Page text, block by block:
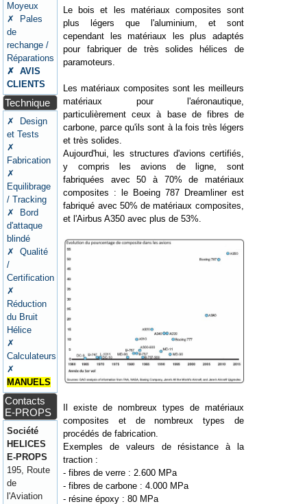
Moyeux
✗ Pales
de
rechange /
Réparations
✗ AVIS
CLIENTS
Technique
✗ Design
et Tests
✗
Fabrication
✗
Equilibrage
/ Tracking
✗ Bord
d'attaque
blindé
✗ Qualité
/
Certification
✗
Réduction
du Bruit
Hélice
✗
Calculateurs
✗
MANUELS
Contacts
E-PROPS
Société
HELICES
E-PROPS
195, Route
de
l'Aviation
Le bois et les matériaux composites sont
plus légers que l'aluminium, et sont
cependant les matériaux les plus adaptés
pour fabriquer de très solides hélices de
paramoteurs.
Les matériaux composites sont les meilleurs
matériaux pour l'aéronautique,
particulièrement ceux à base de fibres de
carbone, parce qu'ils sont à la fois très légers
et très solides.
Aujourd'hui, les structures d'avions certifiés,
y compris les avions de ligne, sont
fabriquées avec 50 à 70% de matériaux
composites : le Boeing 787 Dreamliner est
fabriqué avec 50% de matériaux composites,
et l'Airbus A350 avec plus de 53%.
Il existe de nombreux types de matériaux
composites et de nombreux types de
procédés de fabrication.
Exemples de valeurs de résistance à la
traction :
- fibres de verre : 2.600 MPa
- fibres de carbone : 4.000 MPa
- résine époxy : 80 MPa